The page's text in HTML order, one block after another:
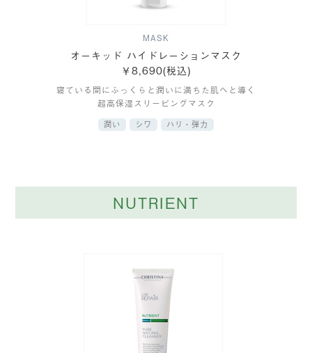
MASK
オーキッド ハイドレーションマスク
￥8,690(税込)
寝ている間にふっくらと潤いに満ちた肌へと導く
超高保湿スリーピングマスク
潤い シワ ハリ・弾力
NUTRIENT